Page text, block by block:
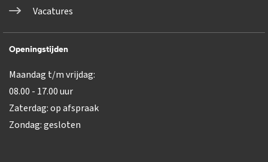
Vacatures
Openingstijden
Maandag t/m vrijdag:
08.00 - 17.00 uur
Zaterdag: op afspraak
Zondag: gesloten